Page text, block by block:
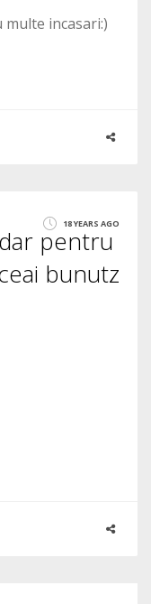
multe incasari:)
18 YEARS AGO
pentru
bunutz